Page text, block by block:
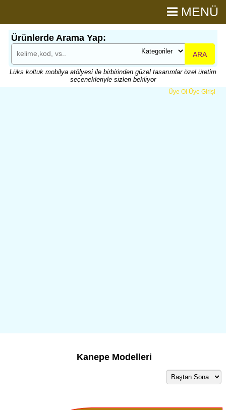
MENÜ
Ürünlerde Arama Yap:
ARA
Lüks koltuk mobilya atölyesi ile birbirinden güzel tasarımlar özel üretim
seçenekleriyle sizleri bekliyor
Üye Ol Üye Girişi
Kanepe Modelleri